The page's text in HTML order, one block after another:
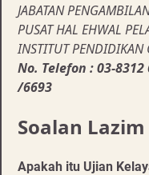
JABATAN
PUSAT HAL EHWAL
INSTITUT PENDIDIKAN
No. Telefon : 03-
/6693
Soalan Lazim
Apakah itu Ujian